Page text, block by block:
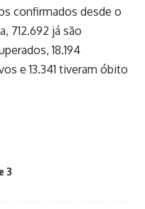
confirmados desde o
712.692 já são
18.194
e 13.341 tiveram óbito
3